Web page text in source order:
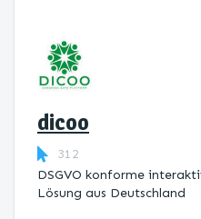
dicoo
312
DSGVO konforme
Lösung aus Deutschland